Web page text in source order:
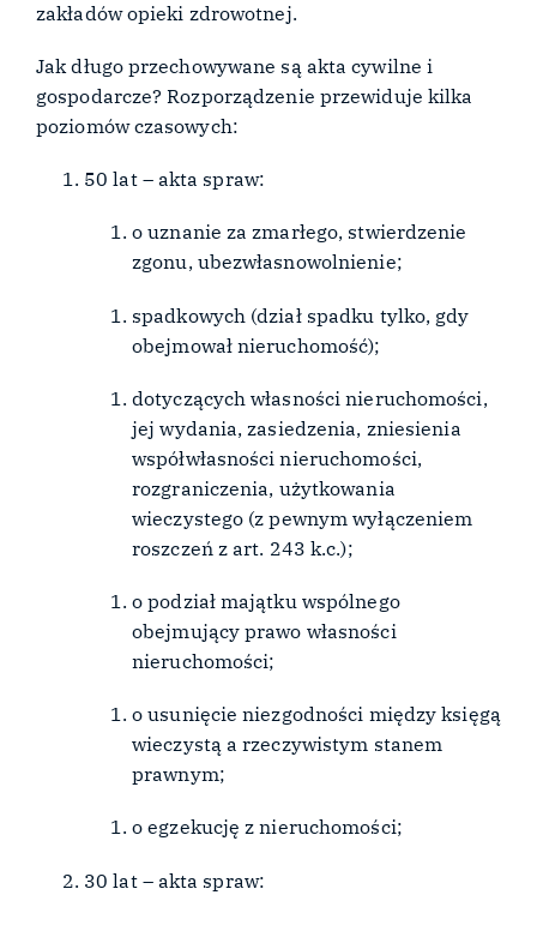
zakładów opieki zdrowotnej.
Jak długo przechowywane są akta cywilne i
gospodarcze? Rozporządzenie przewiduje kilka
poziomów czasowych:
50 lat – akta spraw:
o uznanie za zmarłego, stwierdzenie
zgonu, ubezwłasnowolnienie;
spadkowych (dział spadku tylko, gdy
obejmował nieruchomość);
dotyczących własności nieruchomości,
jej wydania, zasiedzenia, zniesienia
współwłasności nieruchomości,
rozgraniczenia, użytkowania
wieczystego (z pewnym wyłączeniem
roszczeń z art. 243 k.c.);
o podział majątku wspólnego
obejmujący prawo własności
nieruchomości;
o usunięcie niezgodności między księgą
wieczystą a rzeczywistym stanem
prawnym;
o egzekucję z nieruchomości;
30 lat – akta spraw: